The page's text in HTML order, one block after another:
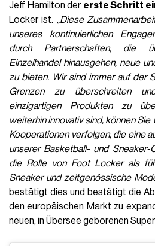
Jeff Hamilton der erste Schritt
Locker ist. „Diese
unseres kontinuierlichen
durch Partnerschaften, die
Einzelhandel hinausgehen, neue
zu bieten. Wir sind immer auf der
Grenzen zu überschreiten
einzigartigen Produkten zu
weiterhin innovativ sind, können
Kooperationen verfolgen, die eine
unserer Basketball- und Sneaker-
die Rolle von Foot Locker als
Sneaker und zeitgenössische
bestätigt dies und bestätigt die
den europäischen Markt zu
neuen, in Übersee geborenen